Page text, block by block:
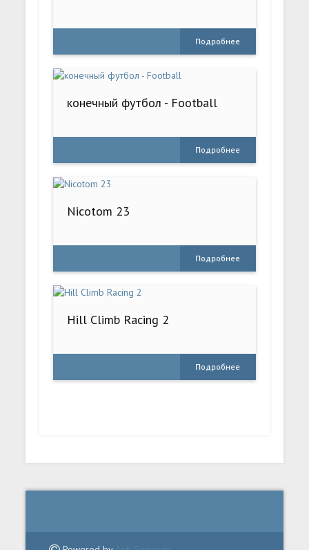
Подробнее
конечный футбол - Football
Подробнее
Nicotom 23
Подробнее
Hill Climb Racing 2
Подробнее